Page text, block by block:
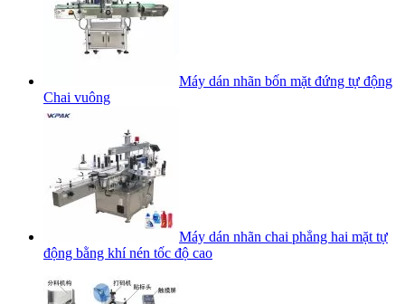
Máy dán nhãn bốn mặt đứng tự động
Chai vuông
Máy dán nhãn chai phẳng hai mặt tự
động bằng khí nén tốc độ cao